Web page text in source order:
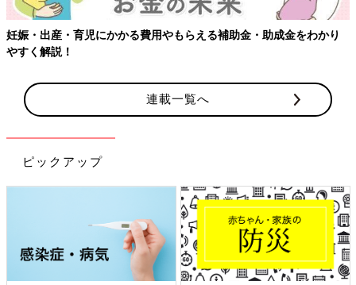
妊娠・出産・育児にかかる費用やもらえる補助金・助成金をわかり
やすく解説！
連載一覧へ
ピックアップ